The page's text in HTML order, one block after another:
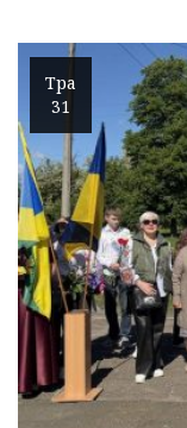
Тра
31